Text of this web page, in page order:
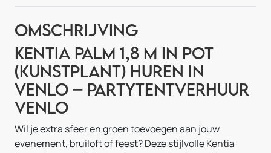
Omschrijving
Kentia palm 1,8 m in pot
(kunstplant) huren in
Venlo – Partytentverhuur
Venlo
Wil je extra sfeer en groen toevoegen aan jouw
evenement, bruiloft of feest? Deze stijlvolle Kentia